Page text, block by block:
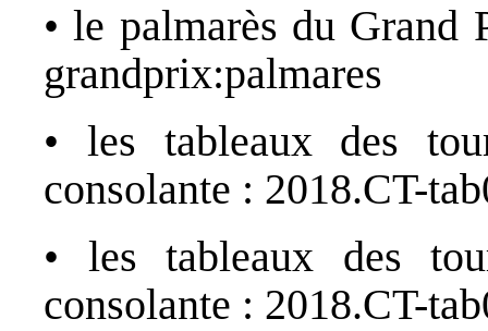
• le palmarès du
grandprix:palmares
• les tableaux des
consolante : 2018.CT-
• les tableaux des
consolante : 2018.CT-